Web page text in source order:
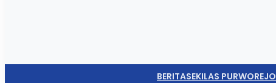
BERITASEKILAS PURWOREJO